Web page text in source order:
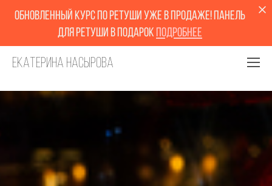
обновленный курс по ретуши уже в продаже! Панель
для ретуши в подарок Подробнее
Екатерина Насырова